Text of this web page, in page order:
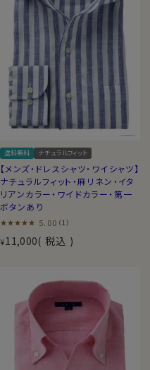
送料無料 ナチュラルフィット
【メンズ・ドレスシャツ・ワイシャツ】
ナチュラルフィット・麻リネン・イタ
リアンカラー・ワイドカラー・第一
ボタンあり
5.00 （1）
¥11,000 税込